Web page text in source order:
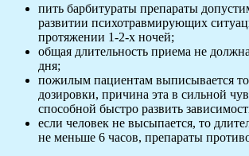
пить барбитураты препараты
развитии психотравмирующих
протяжении 1-2-х ночей;
общая длительность приема не
дня;
пожилым пациентам выписывается
дозировки, причина эта в сильной
способной быстро развить
если человек не высыпается, то
не меньше 6 часов, препараты